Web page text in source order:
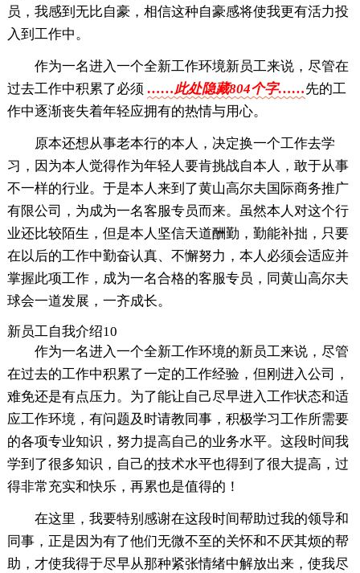
员，我感到无比自豪，相信这种自豪感将使我更有活力投
入到工作中。
作为一名进入一个全新工作环境新员工来说，尽管在
过去工作中积累了必须 ……此处隐藏804个字……先的工
作中逐渐丧失着年轻应拥有的热情与用心。
原本还想从事老本行的本人，决定换一个工作去学
习，因为本人觉得作为年轻人要肯挑战自本人，敢于从事
不一样的行业。于是本人来到了黄山高尔夫国际商务推广
有限公司，为成为一名客服专员而来。虽然本人对这个行
业还比较陌生，但是本人坚信天道酬勤，勤能补拙，只要
在以后的工作中勤奋认真、不懈努力，本人必须会适应并
掌握此项工作，成为一名合格的客服专员，同黄山高尔夫
球会一道发展，一齐成长。
新员工自我介绍10
作为一名进入一个全新工作环境的新员工来说，尽管
在过去的工作中积累了一定的工作经验，但刚进入公司，
难免还是有点压力。为了能让自己尽早进入工作状态和适
应工作环境，有问题及时请教同事，积极学习工作所需要
的各项专业知识，努力提高自己的业务水平。这段时间我
学到了很多知识，自己的技术水平也得到了很大提高，过
得非常充实和快乐，再累也是值得的！
在这里，我要特别感谢在这段时间帮助过我的领导和
同事，正是因为有了他们无微不至的关怀和不厌其烦的帮
助，才使我得于尽早从那种紧张情绪中解放出来，使我尽